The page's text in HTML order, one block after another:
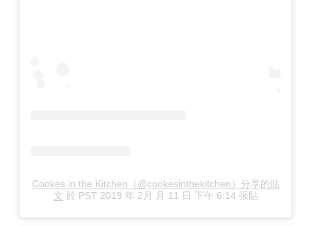
Cookes in the Kitchen（@cookesinthekitchen）分享的貼
文 於 PST 2019 年 2月 月 11 日 下午 6:14 張貼